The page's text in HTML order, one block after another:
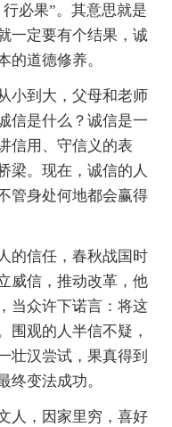
必果”。其意思就是
一定要有个结果，诚
的道德修养。
到大，父母和老师
信是什么？诚信是一
信用、守信义的表
梁。现在，诚信的人
管身处何地都会赢得
信任，春秋战国时
威信，推动改革，他
当众许下诺言：将这
围观的人半信不疑，
壮汉尝试，果真得到
终变法成功。
，因家里穷，喜好